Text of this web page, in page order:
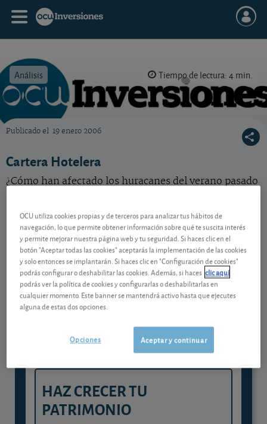
Análisis Tiempo de lectura: 4 min.
Publicado el 19 enero 2006
Cartera Hotelera
¿Cómo han afectado los huracanes del verano pasado
Contenido reservado a SOCIOS
Gestiona tu dinero con visión
experta
y consigue que cada euro trabaje
HAZ CRECER TU
PATRIMONIO
OCU utiliza cookies propias y de terceros para analizar tus hábitos de
navegación, lo que permite obtener información sobre qué te suscita interés
y permite mejorar nuestra página web y tu seguridad. Si haces clic en el
botón "Aceptar todas las cookies" aceptarás la implementación de las cookies
y solo entonces se implantarán. Si haces clic en "Configuración de cookies"
podrás configurar o deshabilitar las cookies. Además, si haces clic aquí
podrás ver la política de cookies y configurarlas o deshabilitarlas en
cualquier momento. Este banner se mantendrá activo hasta que ejecutes
alguna de estas dos opciones.
Aceptar y continuar
Opciones